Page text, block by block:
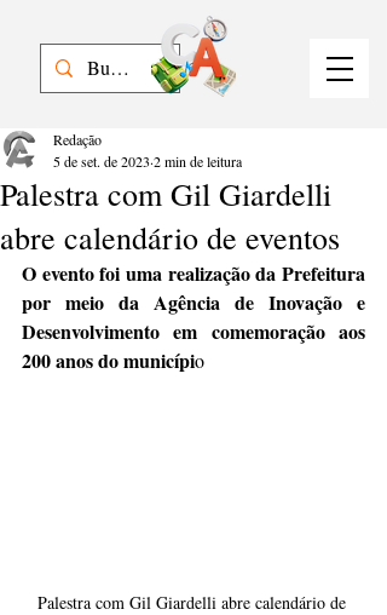
Palestra com Gil Giardelli
abre calendário de eventos
Redação
5 de set. de 2023 2 min de leitura
O evento foi uma realização da Prefeitura
por meio da Agência de Inovação e
Desenvolvimento em comemoração aos
200 anos do município
Palestra com Gil Giardelli abre calendário de